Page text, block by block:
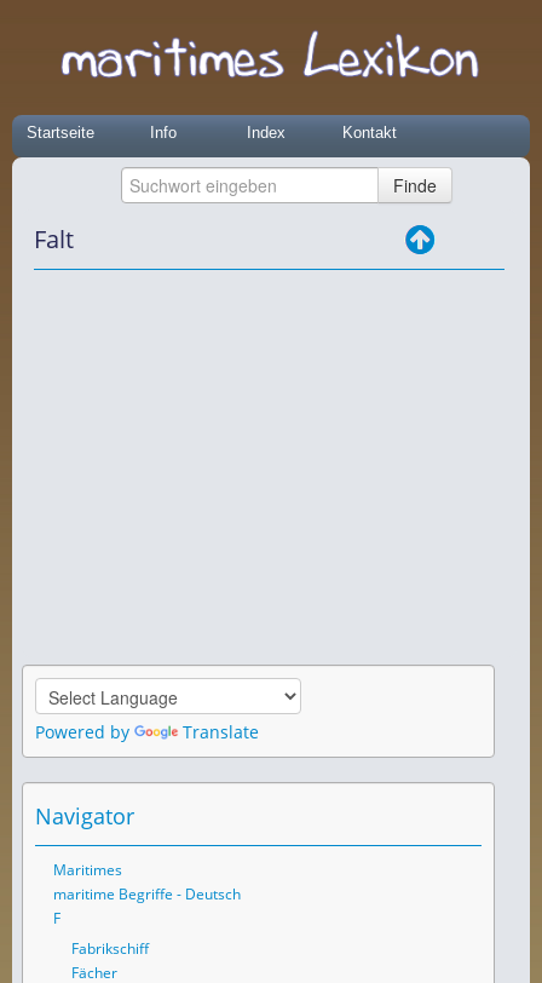
Startseite Info Index Kontakt
Falt
Powered by Translate
Navigator
Maritimes
maritime Begriffe - Deutsch
F
Fabrikschiff
Fächer